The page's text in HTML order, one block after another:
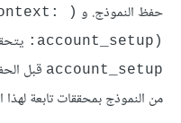
حفظ النموذج. و
:account_setup)
account_setup قبل
من النموذج بمحققات تابعة